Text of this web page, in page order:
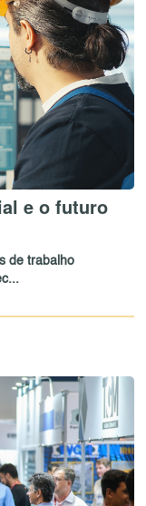
e o futuro
de trabalho